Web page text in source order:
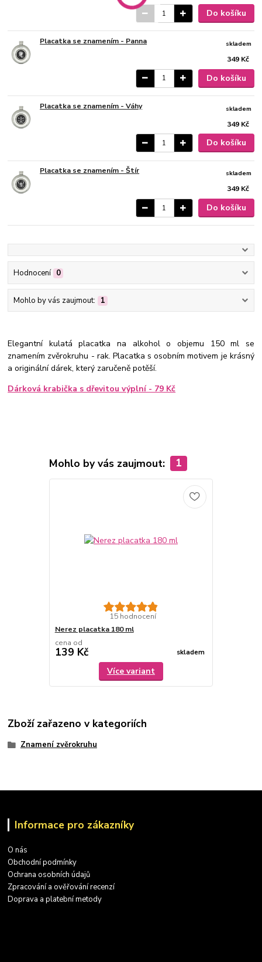
Do košíku
Placatka se znamením - Panna
349 Kč
skladem
Do košíku
Placatka se znamením - Váhy
349 Kč
skladem
Do košíku
Placatka se znamením - Štír
349 Kč
skladem
Do košíku
Hodnocení 0
Mohlo by vás zaujmout: 1
Elegantní kulatá placatka na alkohol o objemu 150 ml se
znamením zvěrokruhu - rak. Placatka s osobním motivem je krásný
a originální dárek, který zaručeně potěší.
Dárková krabička s dřevitou výplní - 79 Kč
Mohlo by vás zaujmout: 1
15 hodnocení
Nerez placatka 180 ml
cena od
139 Kč skladem
Více variant
Zboží zařazeno v kategoriích
Znamení zvěrokruhu
Informace pro zákazníky
O nás
Obchodní podmínky
Ochrana osobních údajů
Zpracování a ověřování recenzí
Doprava a platební metody